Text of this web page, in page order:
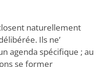
naturellement
Ils ne’
agenda spécifique ; au
se former